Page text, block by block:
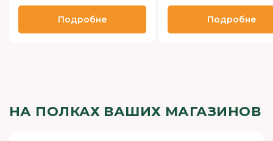
Подробне Подробне
НА ПОЛКАХ ВАШИХ МАГАЗИНОВ